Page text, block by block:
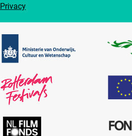
Privacy